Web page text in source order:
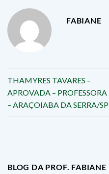
FABIANE
THAMYRES TAVARES –
APROVADA – PROFESSORA
– ARAÇOIABA DA SERRA/SP
BLOG DA PROF. FABIANE